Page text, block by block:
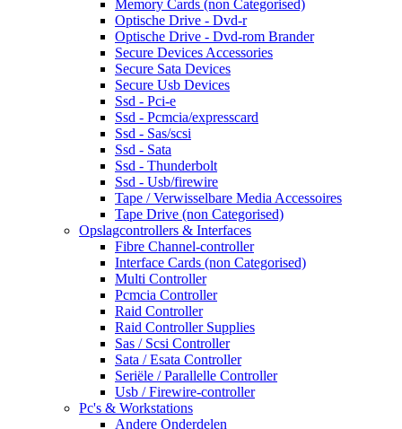
Memory Cards (non Categorised)
Optische Drive - Dvd-r
Optische Drive - Dvd-rom Brander
Secure Devices Accessories
Secure Sata Devices
Secure Usb Devices
Ssd - Pci-e
Ssd - Pcmcia/expresscard
Ssd - Sas/scsi
Ssd - Sata
Ssd - Thunderbolt
Ssd - Usb/firewire
Tape / Verwisselbare Media Accessoires
Tape Drive (non Categorised)
Opslagcontrollers & Interfaces
Fibre Channel-controller
Interface Cards (non Categorised)
Multi Controller
Pcmcia Controller
Raid Controller
Raid Controller Supplies
Sas / Scsi Controller
Sata / Esata Controller
Seriële / Parallelle Controller
Usb / Firewire-controller
Pc's & Workstations
Andere Onderdelen